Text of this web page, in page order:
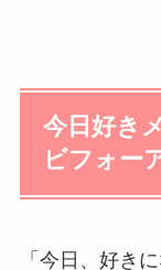
今日好き
ビフォー
「今日、好き